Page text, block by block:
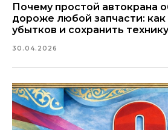
Почему простой автокрана
дороже любой запчасти:
убытков и сохранить
30.04.2026